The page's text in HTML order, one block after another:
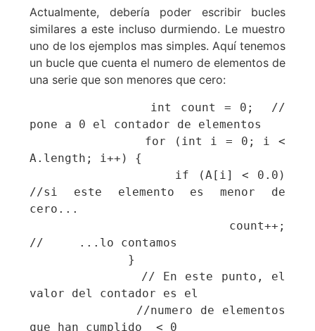
Actualmente, debería poder escribir bucles
similares a este incluso durmiendo. Le muestro
uno de los ejemplos mas simples. Aquí tenemos
un bucle que cuenta el numero de elementos de
una serie que son menores que cero:
pone a 0 el contador de elementos
A.length; i++) {
//si este elemento es menor de
cero...
//     ...lo contamos
valor del contador es el
que han cumplido  < 0